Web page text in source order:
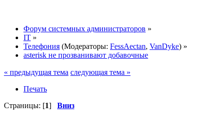
Форум системных администраторов »
IT »
Телефония (Модераторы: FessAectan, VanDyke) »
asterisk не прозванивают добавочные
« предыдущая тема следующая тема »
Печать
Страницы: [1] Вниз